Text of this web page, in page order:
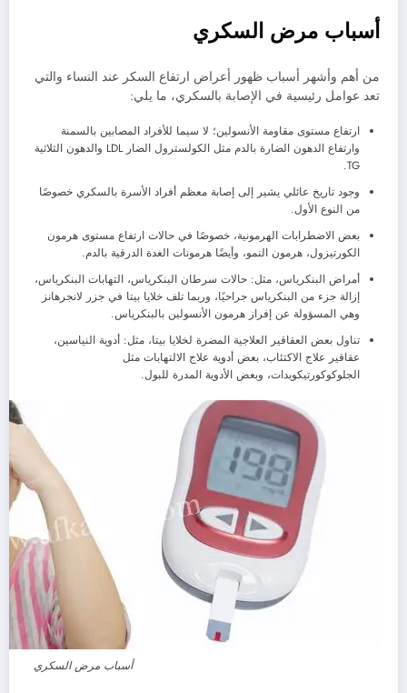
أسباب مرض السكري
من أهم وأشهر أسباب ظهور أعراض ارتفاع السكر عند النساء والتي
تعد عوامل رئيسية في الإصابة بالسكري، ما يلي:
ارتفاع مستوى مقاومة الأنسولين؛ لا سيما للأفراد المصابين بالسمنة
وارتفاع الدهون الضارة بالدم مثل الكولسترول الضار LDL والدهون الثلاثية
TG.
وجود تاريخ عائلي يشير إلى إصابة معظم أفراد الأسرة بالسكري خصوصًا
من النوع الأول.
بعض الاضطرابات الهرمونية، خصوصًا في حالات ارتفاع مستوى هرمون
الكورتيزول، هرمون النمو، وأيضًا هرمونات الغدة الدرقية بالدم.
أمراض البنكرياس، مثل: حالات سرطان البنكرياس، التهابات البنكرياس،
إزالة جزء من البنكرياس جراحيًا، وربما تلف خلايا بيتا في جزر لانجرهانز
وهي المسؤولة عن إفراز هرمون الأنسولين بالبنكرياس.
تناول بعض العقاقير العلاجية المضرة لخلايا بيتا، مثل: أدوية النياسين،
عقاقير علاج الاكتئاب، بعض أدوية علاج الالتهابات مثل
الجلوكوكورتيكويدات، وبعض الأدوية المدرة للبول.
أسباب مرض السكري